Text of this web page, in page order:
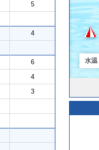
5
4
6
4
3
水温